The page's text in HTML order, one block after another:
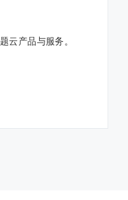
云产品与服务。